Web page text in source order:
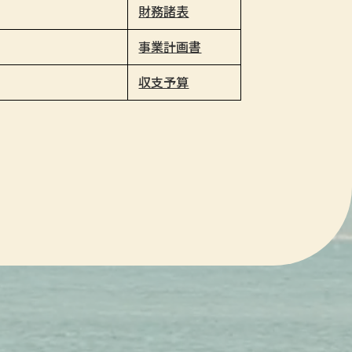
財務諸表
事業計画書
収支予算